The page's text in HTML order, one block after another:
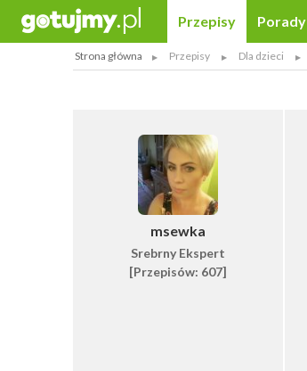
Przepisy Porady
Strona główna Przepisy Dla dzieci
msewka
Srebrny Ekspert
[Przepisów: 607]